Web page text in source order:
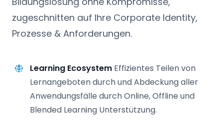
zugeschnitten auf Ihre Corporate Identity,
Prozesse & Anforderungen.
Learning Ecosystem Effizientes Teilen von
Lernangeboten durch und Abdeckung aller
Anwendungsfälle durch Online, Offline und
Blended Learning Unterstützung.